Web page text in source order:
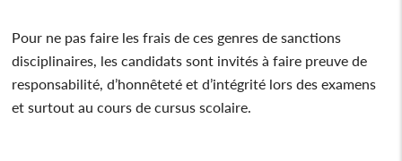
Pour ne pas faire les frais de ces genres de sanctions
disciplinaires, les candidats sont invités à faire preuve de
responsabilité, d’honnêteté et d’intégrité lors des examens
et surtout au cours de cursus scolaire.